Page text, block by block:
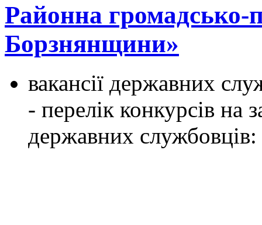
Районна громадсько-
Борзнянщини»
вакансії державних
- перелік конкурсів на
державних службовців: